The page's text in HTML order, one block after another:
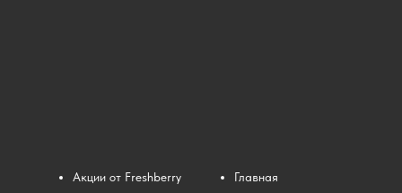
Акции от Freshberry
Главная